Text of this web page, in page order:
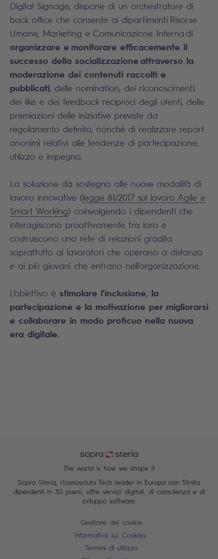
Digital Signage, dispone di un orchestratore di
back office che consente ai dipartimenti Risorse
Umane, Marketing e Comunicazione Interna di
organizzare e monitorare efficacemente il
successo della socializzazione attraverso la
moderazione dei contenuti raccolti e
pubblicati, delle nomination, dei riconoscimenti,
dei like e dei feedback reciproci degli utenti, delle
premiazioni delle iniziative previste da
regolamento definito, nonché di realizzare report
anonimi relativi alle tendenze di partecipazione,
utilizzo e impegno.
La soluzione dà sostegno alle nuove modalità di
lavoro innovative (legge 81/2017 sul lavoro Agile e
Smart Working) coinvolgendo i dipendenti che
interagiscono proattivamente tra loro e
costruiscono una rete di relazioni gradita
soprattutto ai lavoratori che operano a distanza
e ai più giovani che entrano nell'organizzazione.
L’obiettivo è stimolare l'inclusione, la
partecipazione e la motivazione per migliorarsi
e collaborare in modo proficuo nella nuova
era digitale.
The world is how we shape it
Sopra Steria, riconosciuta Tech leader in Europa con 51mila
dipendenti in 30 paesi, offre servizi digitali, di consulenza e di
sviluppo software.
Gestione dei cookie
Informativa sui Cookies
Termini di utilizzo